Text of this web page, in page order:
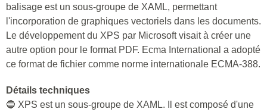
balisage est un sous-groupe de XAML, permettant
l'incorporation de graphiques vectoriels dans les documents.
Le développement du XPS par Microsoft visait à créer une
autre option pour le format PDF. Ecma International a adopté
ce format de fichier comme norme internationale ECMA-388.
Détails techniques
🔵 XPS est un sous-groupe de XAML. Il est composé d'une